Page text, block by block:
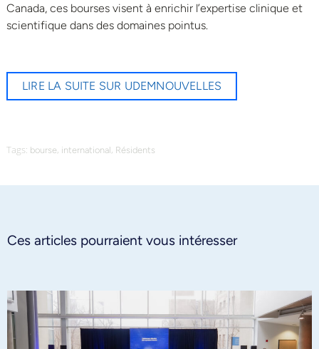
Canada, ces bourses visent à enrichir l’expertise clinique et
scientifique dans des domaines pointus.
LIRE LA SUITE SUR UDEMNOUVELLES
Tags: bourse, international, Résidents
Ces articles pourraient vous intéresser